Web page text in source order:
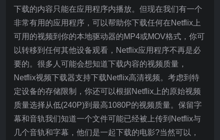
下载的内容只能在应用程序内播放。但现在我们有一个
非常有用的应用程序，可以帮助你下载任何在Netflix上
可用的视频到你的本地驱动器的MP4或MOV格式，你可
以转移到任何其他设备观看，Netflix应用程序不再是必
要的。很多人可能会想知道下载内容的视频质量，
Netflix视频下载器支持下载Netflix高清视频。考虑到特
定设备的存储限制，你还可以根据Netflix上的原始视频
质量选择从低(240P)到最高1080P的视频质量。保留字
幕和音轨我们知道一个文件可能已经被上传到Netflix与
几个音轨和字幕，他们是一起下载的电影?当然可以，